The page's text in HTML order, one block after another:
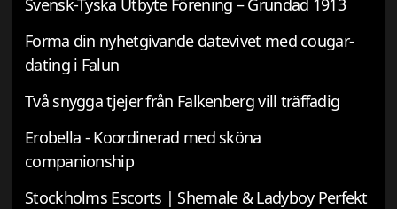
Svensk-Tyska Utbyte Förening – Grundad 1913
Forma din nyhetgivande datevivet med cougar-
dating i Falun
Två snygga tjejer från Falkenberg vill träffadig
Erobella - Koordinerad med sköna
companionship
Stockholms Escorts | Shemale & Ladyboy Perfekt